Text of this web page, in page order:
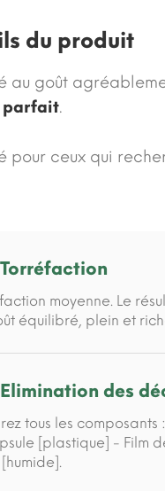
du produit
au goût
parfait.
pour ceux qui
Torréfaction
moyenne. Le
équilibré, plein et
Elimination des
tous les
[plastique] - Film